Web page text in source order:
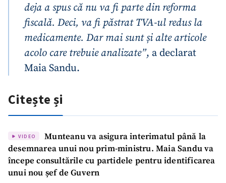
deja a spus că nu va fi parte din reforma
fiscală. Deci, va fi păstrat TVA-ul redus la
medicamente. Dar mai sunt și alte articole
acolo care trebuie analizate”, a declarat
Maia Sandu.
Citește și
VIDEO
Munteanu va asigura interimatul până la
desemnarea unui nou prim-ministru. Maia Sandu va
începe consultările cu partidele pentru identificarea
unui nou șef de Guvern